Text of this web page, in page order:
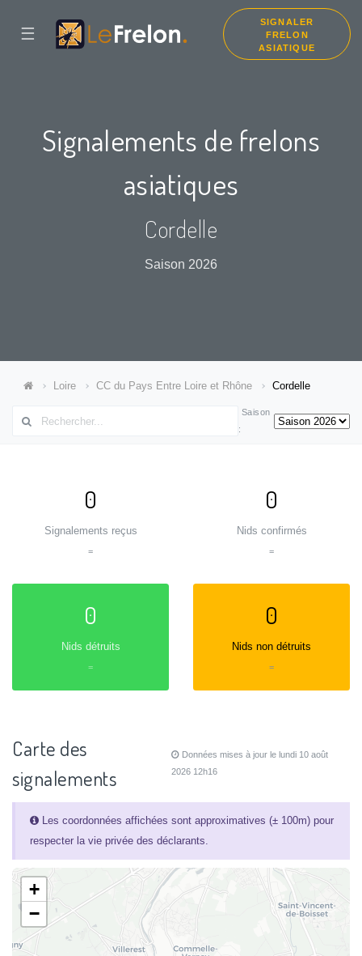
☰
SIGNALER
FRELON
ASIATIQUE
Signalements de frelons
asiatiques
Cordelle
Saison 2026
Loire CC du Pays Entre Loire et Rhône Cordelle
Saison
:
0
Signalements reçus
=
0
Nids confirmés
=
0
Nids détruits
=
0
Nids non détruits
=
Carte des
signalements
Données mises à jour le lundi 10 août
2026 12h16
Les coordonnées affichées sont approximatives (± 100m) pour
respecter la vie privée des déclarants.
+
−